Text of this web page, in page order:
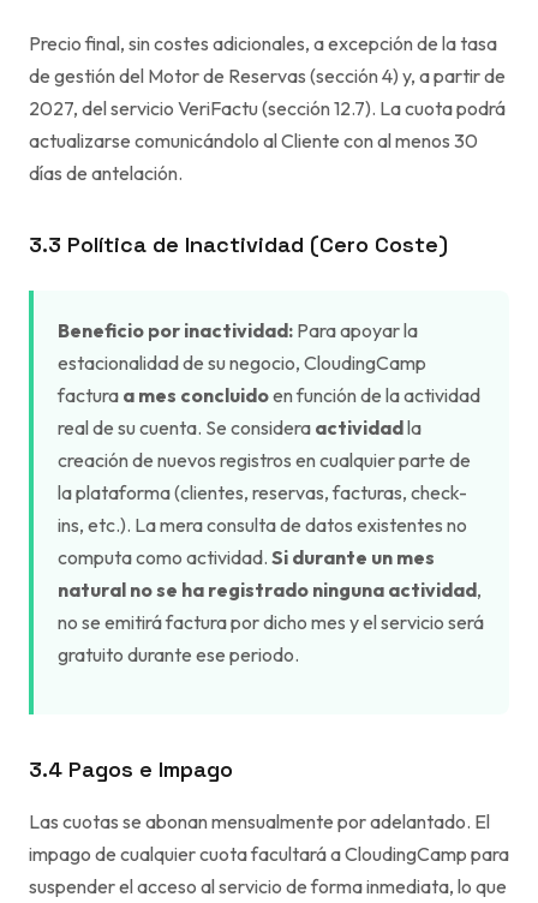
Precio final, sin costes adicionales, a excepción de la tasa
de gestión del Motor de Reservas (sección 4) y, a partir de
2027, del servicio VeriFactu (sección 12.7). La cuota podrá
actualizarse comunicándolo al Cliente con al menos 30
días de antelación.
3.3 Política de Inactividad (Cero Coste)
Beneficio por inactividad: Para apoyar la
estacionalidad de su negocio, CloudingCamp
factura a mes concluidoen función de la actividad
real de su cuenta. Se considera actividadla
creación de nuevos registros en cualquier parte de
la plataforma (clientes, reservas, facturas, check-
ins, etc.). La mera consulta de datos existentes no
computa como actividad. Si durante un mes
natural no se ha registrado ninguna actividad,
no se emitirá factura por dicho mes y el servicio será
gratuito durante ese periodo.
3.4 Pagos e Impago
Las cuotas se abonan mensualmente por adelantado. El
impago de cualquier cuota facultará a CloudingCamp para
suspender el acceso al servicio de forma inmediata, lo que